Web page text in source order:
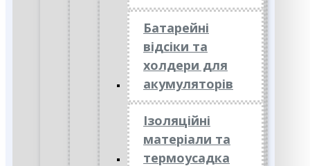
Батарейні
відсіки та
холдери для
акумуляторів
Ізоляційні
матеріали та
термоусадка